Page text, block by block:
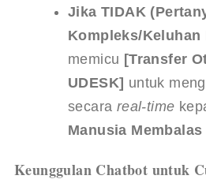
Jika TIDAK
Kompleks/Keluhan
memicu [Transfer
UDESK] untuk
secara real-time
Manusia
Keunggulan Chatbot untuk